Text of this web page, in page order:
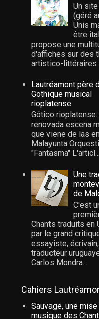
Un
(géré
Unis
être
propose une
d'affiches sur des
artistico-littéraires
Lautréamont père
Gothique musical
rioplatense
Gótico rioplatense:
renovada escena
que viene de las
Malayunta
"Fantasma" L'articl...
Une
de
C'est
Chants traduits en
par le grand
essayiste, écrivain,
traducteur
Carlos Mondra...
Cahiers
Sauvage, une
musique des